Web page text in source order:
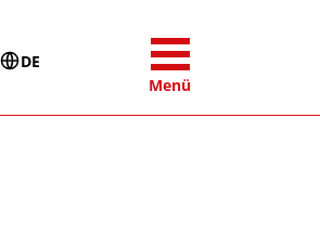
DE
Menü